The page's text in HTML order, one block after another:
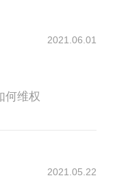
2021.06.01
何维权
2021.05.22